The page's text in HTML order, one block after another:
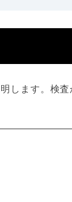
します。検